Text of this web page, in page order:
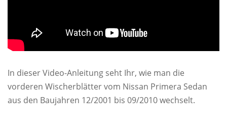
In dieser Video-Anleitung seht Ihr, wie man die
vorderen Wischerblätter vom Nissan Primera Sedan
aus den Baujahren 12/2001 bis 09/2010 wechselt.